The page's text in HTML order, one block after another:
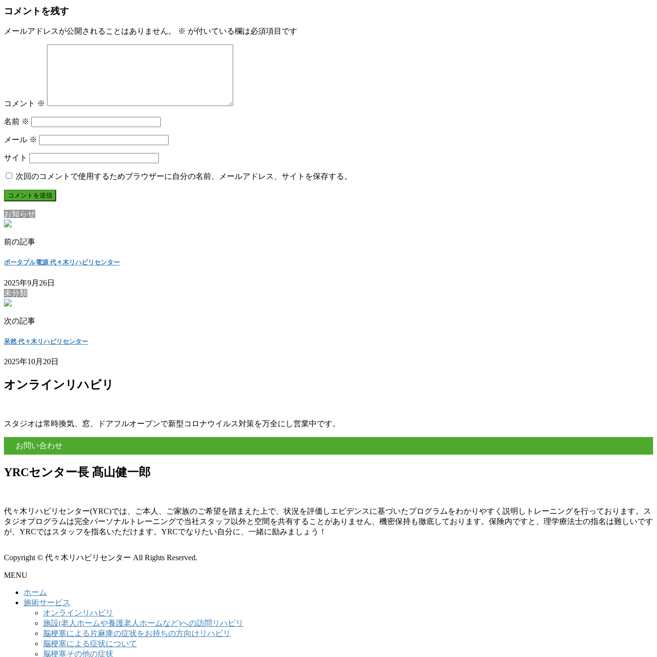
コメントを残す
メールアドレスが公開されることはありません。 ※ が付いている欄は必須項目です
コメント ※
名前 ※
メール ※
サイト
次回のコメントで使用するためブラウザーに自分の名前、メールアドレス、サイトを保存する。
お知らせ
前の記事
ポータブル電源 代々木リハビリセンター
2025年9月26日
未分類
次の記事
呆然 代々木リハビリセンター
2025年10月20日
オンラインリハビリ
スタジオは常時換気、窓、ドアフルオープンで新型コロナウイルス対策を万全にし営業中です。
お問い合わせ
YRCセンター長 髙山健一郎
代々木リハビリセンター(YRC)では、ご本人、ご家族のご希望を踏まえた上で、状況を評価しエビデンスに基づいたプログラムをわかりやすく説明しトレーニングを行っております。ス
タジオプログラムは完全パーソナルトレーニングで当社スタッフ以外と空間を共有することがありません、機密保持も徹底しております。保険内ですと、理学療法士の指名は難しいです
が、YRCではスタッフを指名いただけます。YRCでなりたい自分に、一緒に励みましょう！
Copyright © 代々木リハビリセンター All Rights Reserved.
MENU
ホーム
施術サービス
オンラインリハビリ
施設(老人ホームや養護老人ホームなど)への訪問リハビリ
脳梗塞による片麻痺の症状をお持ちの方向けリハビリ
脳梗塞による症状について
脳梗塞その他の症状